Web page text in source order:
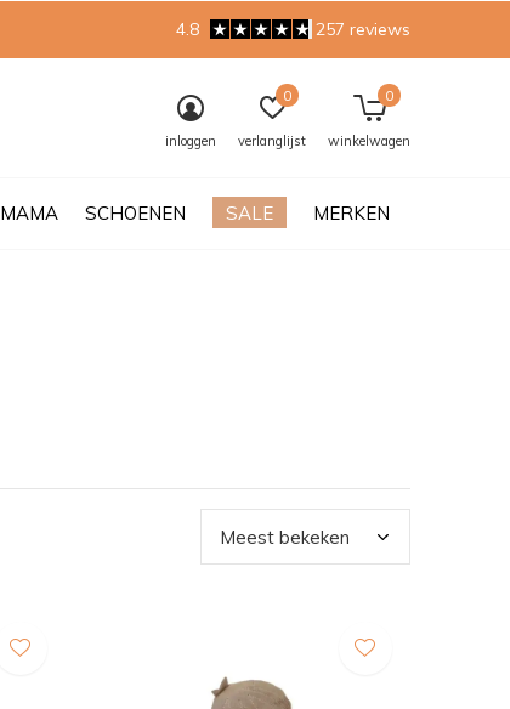
MAMA SCHOENEN SALE MERKEN
inloggen verlanglijst
0
winkelwagen
0
4.8 257 reviews